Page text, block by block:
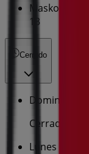
Maskom
13
Cerrado
Domingo
Cerrado
Lunes